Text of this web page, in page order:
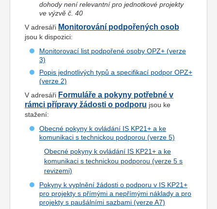
dohody není relevantní pro jednotkové projekty
ve výzvě č. 40
V adresáři Monitorování podpořených osob
jsou k dispozici:
Monitorovací list podpořené osoby OPZ+ (verze
3)
Popis jednotlivých typů a specifikací podpor OPZ+
(verze 2)
V adresáři Formuláře a pokyny potřebné v
rámci přípravy žádosti o podporu jsou ke
stažení:
Obecné pokyny k ovládání IS KP21+ a ke
komunikaci s technickou podporou (verze 5)
Obecné pokyny k ovládání IS KP21+ a ke
komunikaci s technickou podporou (verze 5 s
revizemi)
Pokyny k vyplnění žádosti o podporu v IS KP21+
pro projekty s přímými a nepřímými náklady a pro
projekty s paušálními sazbami (verze A7)